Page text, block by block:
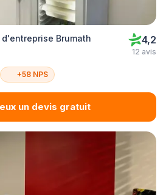
Brumath 4,2
12 avis
+58 NPS
un devis gratuit